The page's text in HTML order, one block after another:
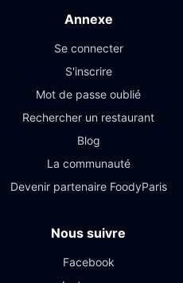
Annexe
Se connecter
S'inscrire
Mot de passe oublié
Rechercher un restaurant
Blog
La communauté
Devenir partenaire FoodyParis
Nous suivre
Facebook